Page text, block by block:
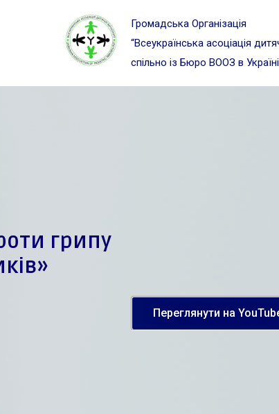
Громадська Організація
“Всеукраїнська асоціація
спільно із Бюро ВООЗ в Україні
грипу
»
Переглянути на